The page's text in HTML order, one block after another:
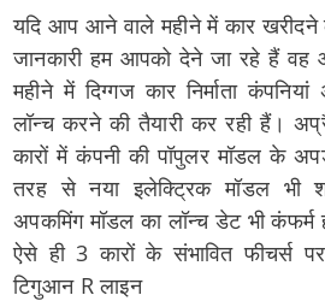
यदि आप आने वाले महीने में कार खरीदने
जानकारी हम आपको देने जा रहे हैं
महीने में दिग्गज कार निर्माता
लॉन्च करने की तैयारी कर रही हैं।
कारों में कंपनी की पॉपुलर मॉडल के
तरह से नया इलेक्ट्रिक मॉडल
अपकमिंग मॉडल का लॉन्च डेट भी
ऐसे ही 3 कारों के संभावित
टिगुआन R लाइन